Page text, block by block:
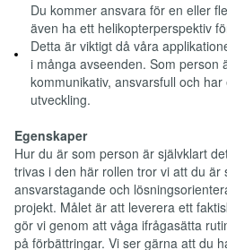
Du kommer ansvara för en eller
även ha ett helikopterperspektiv
Detta är viktigt då våra
i många avseenden. Som person
kommunikativ, ansvarsfull och
utveckling.
Egenskaper
Hur du är som person är självklart
trivas i den här rollen tror vi att du är
ansvarstagande och
projekt. Målet är att leverera ett
gör vi genom att våga ifrågasätta
på förbättringar. Vi ser gärna att du